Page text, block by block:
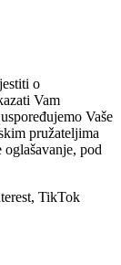
o
Vam
Vaše
pružateljima
pod
TikTok